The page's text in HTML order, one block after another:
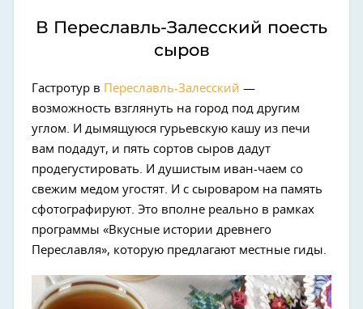
В Переславль-Залесский поесть
сыров
Гастротур в Переславль-Залесский —
возможность взглянуть на город под другим
углом. И дымящуюся гурьевскую кашу из печи
вам подадут, и пять сортов сыров дадут
продегустировать. И душистым иван-чаем со
свежим медом угостят. И с сыроваром на память
сфотографируют. Это вполне реально в рамках
программы «Вкусные истории древнего
Переславля», которую предлагают местные гиды.